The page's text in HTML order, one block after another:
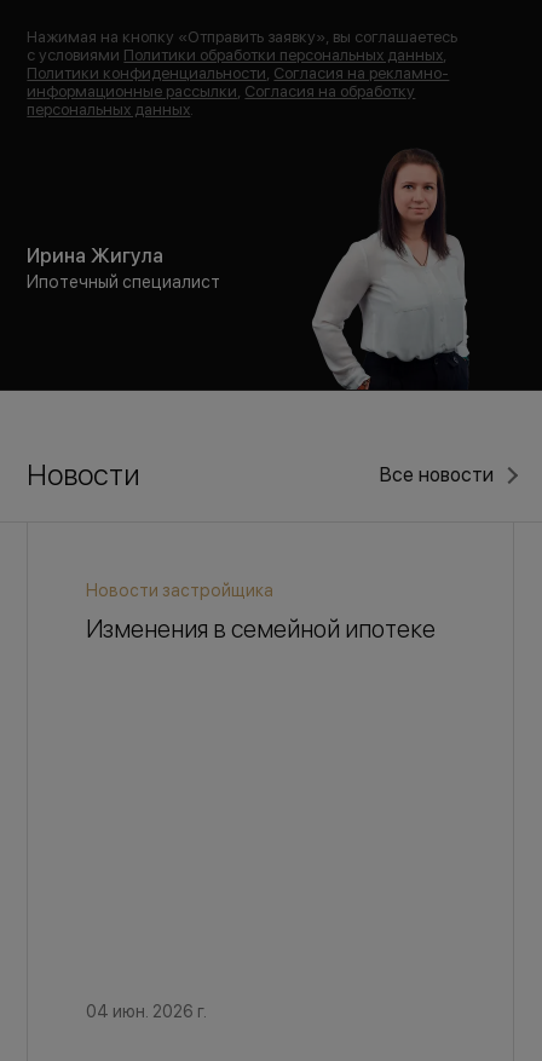
Нажимая на кнопку «Отправить заявку», вы соглашаетесь
с условиями Политики обработки персональных данных
Политики конфиденциальности Согласия на рекламно-
информационные рассылки Согласия на обработку
персональных данных
Ирина Жигула
Ипотечный специалист
Новости Все новости
Новости застройщика
Изменения в семейной ипотеке
04 июн. 2026 г.